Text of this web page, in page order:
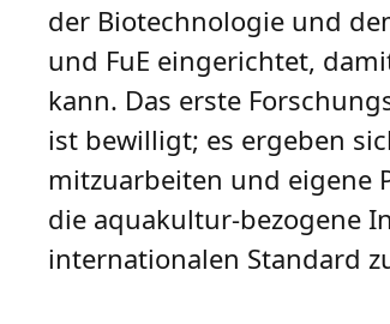
der Biotechnologie und
und FuE eingerichtet,
kann. Das erste
ist bewilligt; es ergeben
mitzuarbeiten und eigene
die aquakultur-bezogene
internationalen Standard